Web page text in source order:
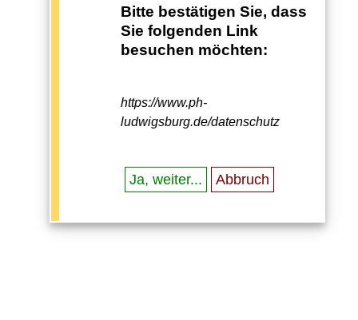
Bitte bestätigen Sie, dass
Sie folgenden Link
besuchen möchten:
https://www.ph-
ludwigsburg.de/datenschutz
Ja, weiter... Abbruch